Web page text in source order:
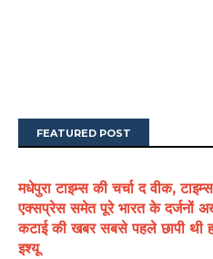
FEATURED POST
मधेपुरा टाइम्स की चर्चा द वीक,
एक्सप्रेस समेत पूरे भारत के दर्जनों
कटाई की खबर सबसे पहले छापी
इश्यू